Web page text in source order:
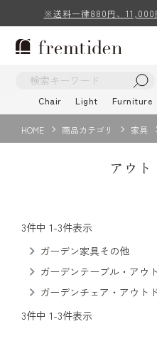
※送料一律880円、
Chair Light Furniture
HOME 商品カテゴリ 家具
アウ
3件中 1-3件表示
ガーデン家具その他
ガーデンテーブル・アウ
ガーデンチェア・アウト
3件中 1-3件表示